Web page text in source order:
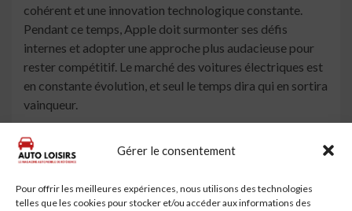
Gérer le consentement
Pour offrir les meilleures expériences, nous utilisons des technologies
telles que les cookies pour stocker et/ou accéder aux informations des
cohérent et une innovation technologique constante.
Pendant ce temps, Apple doit surmonter ses défis
internes et adopter une approche plus audacieuse pour
rester compétitif. Le marché des voitures électriques est
en constante évolution, et seul le temps dira qui en sortira
vainqueur.
Xiaomi Gagne Déjà de l'Argent avec ses Voitures
Xiaomi : La Révolution Électrique qui a Mis une